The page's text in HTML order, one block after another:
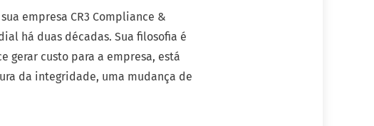
empresa CR3 Compliance &
há duas décadas. Sua filosofia é
gerar custo para a empresa, está
da integridade, uma mudança de